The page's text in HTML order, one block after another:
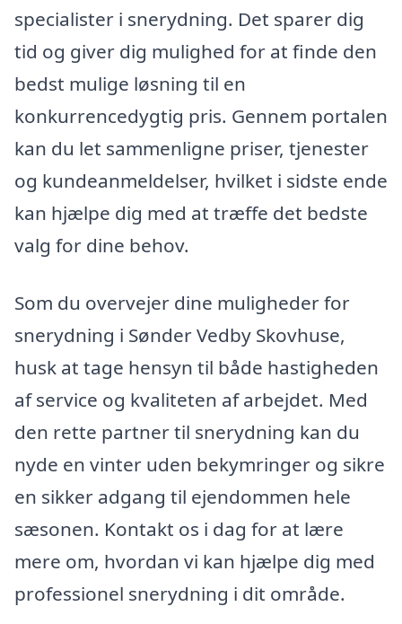
specialister i snerydning. Det sparer dig
tid og giver dig mulighed for at finde den
bedst mulige løsning til en
konkurrencedygtig pris. Gennem portalen
kan du let sammenligne priser, tjenester
og kundeanmeldelser, hvilket i sidste ende
kan hjælpe dig med at træffe det bedste
valg for dine behov.
Som du overvejer dine muligheder for
snerydning i Sønder Vedby Skovhuse,
husk at tage hensyn til både hastigheden
af service og kvaliteten af arbejdet. Med
den rette partner til snerydning kan du
nyde en vinter uden bekymringer og sikre
en sikker adgang til ejendommen hele
sæsonen. Kontakt os i dag for at lære
mere om, hvordan vi kan hjælpe dig med
professionel snerydning i dit område.